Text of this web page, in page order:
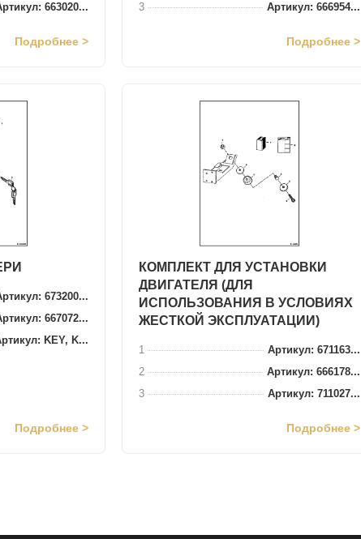
663020...
Подробнее >
3
Артикул: 666954...
Подробнее >
673200...
667072...
KEY, K...
Подробнее >
КОМПЛЕКТ ДЛЯ УСТАНОВКИ
ДВИГАТЕЛЯ (ДЛЯ
ИСПОЛЬЗОВАНИЯ В УСЛОВИЯХ
ЖЕСТКОЙ ЭКСПЛУАТАЦИИ)
1
Артикул: 671163...
2
Артикул: 666178...
3
Артикул: 711027...
Подробнее >